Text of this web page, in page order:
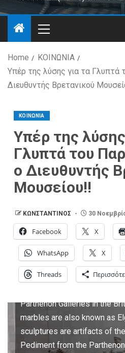
Home
ΚΟΙΝΩΝΙΑ
Υπέρ της λύσης για τα Γλυπτά
Διευθυντής Βρετανικού
ΚΟΙΝΩΝΙΑ
Υπέρ της
Γλυπτά του
ο Διευθυντής
Μουσείου!!
ΚΩΝΣΤΑΝΤΙΝΟΣ 30
Facebook X
WhatsApp X
Threads
Parthenon Galleries in the
marbles are also known as
sculptures are artifacts of
Pediment from the